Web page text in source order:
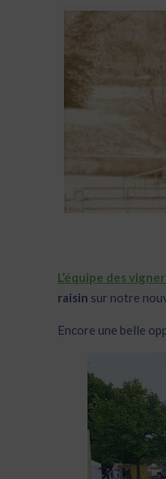
L’équipe des
raisin sur notre
Encore une belle